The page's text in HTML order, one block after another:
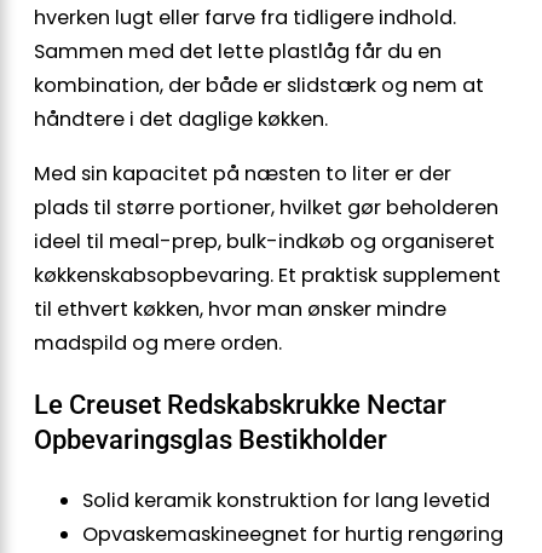
hverken lugt eller farve fra tidligere indhold.
Sammen med det lette plastlåg får du en
kombination, der både er slidstærk og nem at
håndtere i det daglige køkken.
Med sin kapacitet på næsten to liter er der
plads til større portioner, hvilket gør beholderen
ideel til meal-prep, bulk-indkøb og organiseret
køkkenskabsopbevaring. Et praktisk supplement
til ethvert køkken, hvor man ønsker mindre
madspild og mere orden.
Le Creuset Redskabskrukke Nectar
Opbevaringsglas Bestikholder
Solid keramik konstruktion for lang levetid
Opvaskemaskineegnet for hurtig rengøring